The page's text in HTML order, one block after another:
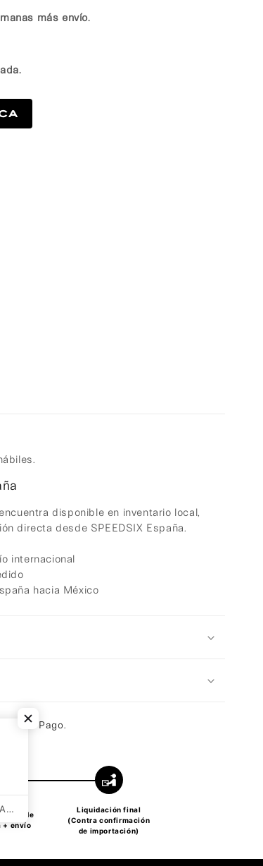
más envío.
disponible en inventario local,
directa desde SPEEDSIX España.
internacional
hacia México
ÖGLE Roldana de carbono Aero (MTB)
Pago.
de
+ envío
Liquidación final
(Contra confirmación
de importación)